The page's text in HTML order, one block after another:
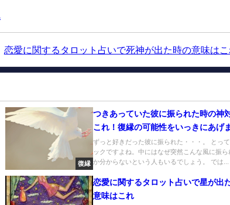
恋愛に関するタロット占いで死神が出た時の意味は
復縁
つきあっていた彼に振られた時の神
これ！復縁の可能性をいっきにあげ
ずっと好きだった彼に振られた・・・。 とっ
ックですよね。中にはなぜ突然こんな風に振ら
か分からないという人もいるでしょう。 では...
恋愛に関するタロット占いで星が出
意味はこれ